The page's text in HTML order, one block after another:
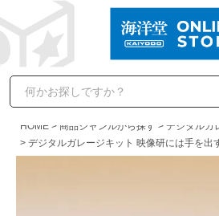
HOME 商品ジャンルから探す
デジタルガ
デジタルガレージキット 映像研には手を出